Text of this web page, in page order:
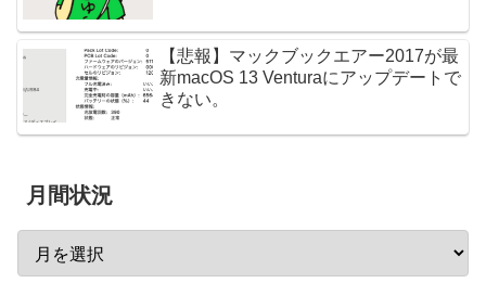
【悲報】マックブックエアー2017が最
新macOS 13 Venturaにアップデートで
きない。
月間状況